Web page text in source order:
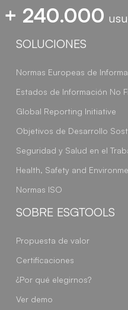
+ 240.000
SOLUCIONES
Normas Europeas de
Estados de Información No
Global Reporting Initiative
Objetivos de Desarrollo
Seguridad y Salud en el
Health, Safety and
Normas ISO
SOBRE ESGTOOLS
Propuesta de valor
Certificaciones
¿Por qué elegirnos?
Ver demo